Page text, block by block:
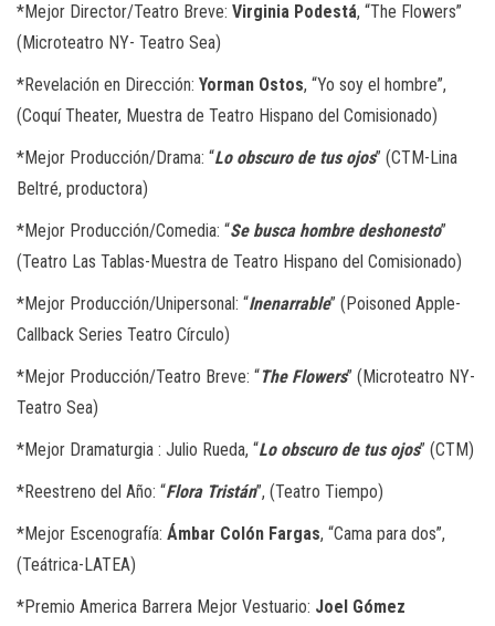
*Mejor Director/Teatro Breve: Virginia Podestá, “The Flowers”
(Microteatro NY- Teatro Sea)
*Revelación en Dirección: Yorman Ostos, “Yo soy el hombre”,
(Coquí Theater, Muestra de Teatro Hispano del Comisionado)
*Mejor Producción/Drama: “Lo obscuro de tus ojos” (CTM-Lina
Beltré, productora)
*Mejor Producción/Comedia: “Se busca hombre deshonesto”
(Teatro Las Tablas-Muestra de Teatro Hispano del Comisionado)
*Mejor Producción/Unipersonal: “Inenarrable” (Poisoned Apple-
Callback Series Teatro Círculo)
*Mejor Producción/Teatro Breve: “The Flowers” (Microteatro NY-
Teatro Sea)
*Mejor Dramaturgia : Julio Rueda, “Lo obscuro de tus ojos” (CTM)
*Reestreno del Año: “Flora Tristán”, (Teatro Tiempo)
*Mejor Escenografía: Ámbar Colón Fargas, “Cama para dos”,
(Teátrica-LATEA)
*Premio America Barrera Mejor Vestuario: Joel Gómez